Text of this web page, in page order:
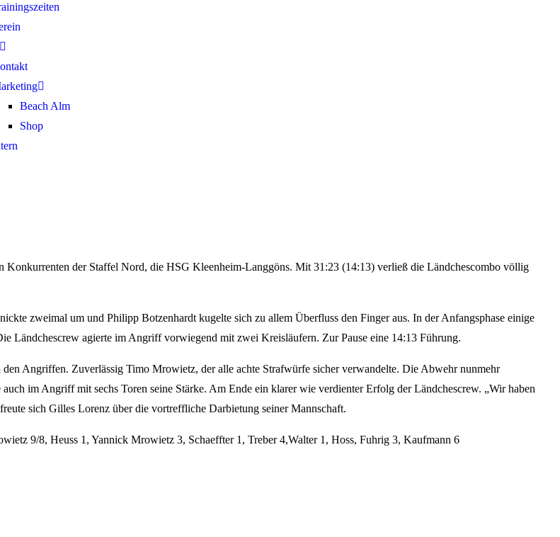
Beach Alm
Shop
Konkurrenten der Staffel Nord, die HSG Kleenheim-Langgöns. Mit 31:23 (14:13) verließ die Ländchescombo völlig
zweimal um und Philipp Botzenhardt kugelte sich zu allem Überfluss den Finger aus. In der Anfangsphase einige
Ländchescrew agierte im Angriff vorwiegend mit zwei Kreisläufern. Zur Pause eine 14:13 Führung.
Angriffen. Zuverlässig Timo Mrowietz, der alle achte Strafwürfe sicher verwandelte. Die Abwehr nunmehr
im Angriff mit sechs Toren seine Stärke. Am Ende ein klarer wie verdienter Erfolg der Ländchescrew. „Wir haben
sich Gilles Lorenz über die vortreffliche Darbietung seiner Mannschaft.
9/8, Heuss 1, Yannick Mrowietz 3, Schaeffter 1, Treber 4,Walter 1, Hoss, Fuhrig 3, Kaufmann 6